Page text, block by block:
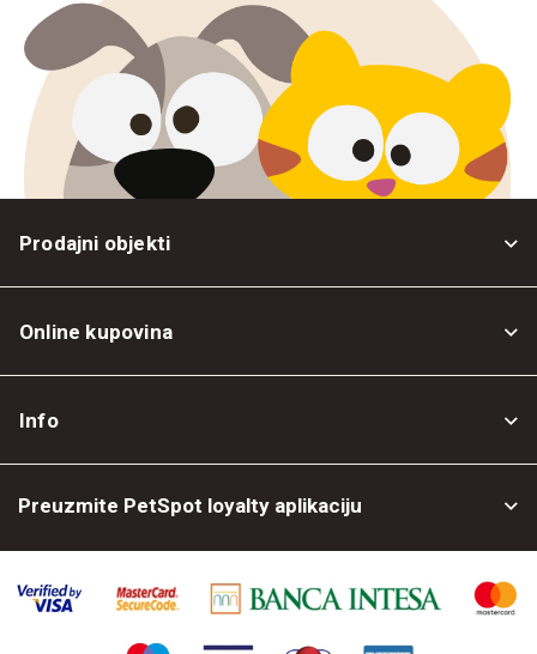
Prodajni objekti
Online kupovina
Info
Preuzmite PetSpot loyalty aplikaciju